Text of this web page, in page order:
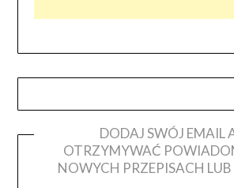
DODAJ SWÓJ EMAIL
OTRZYMYWAĆ
NOWYCH PRZEPISACH